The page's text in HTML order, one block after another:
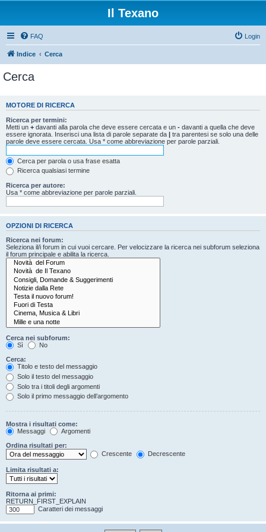
Il Texano
FAQ Login
Indice Cerca
Cerca
MOTORE DI RICERCA
Ricerca per termini:
Metti un + davanti alla parola che deve essere cercata e un - davanti a quella che deve
essere ignorata. Inserisci una lista di parole separate da | tra parentesi se solo una delle
parole deve essere cercata. Usa * come abbreviazione per parole parziali.
Cerca per parola o usa frase esatta
Ricerca qualsiasi termine
Ricerca per autore:
Usa * come abbreviazione per parole parziali.
OPZIONI DI RICERCA
Ricerca nei forum:
Seleziona il/i forum in cui vuoi cercare. Per velocizzare la ricerca nei subforum seleziona
il forum principale e abilita la ricerca.
Cerca nei subforum:
Sì
No
Cerca:
Titolo e testo del messaggio
Solo il testo del messaggio
Solo tra i titoli degli argomenti
Solo il primo messaggio dell’argomento
Mostra i risultati come:
Messaggi
Argomenti
Ordina risultati per:
Crescente
Decrescente
Limita risultati a:
Ritorna ai primi:
RETURN_FIRST_EXPLAIN
Caratteri dei messaggi